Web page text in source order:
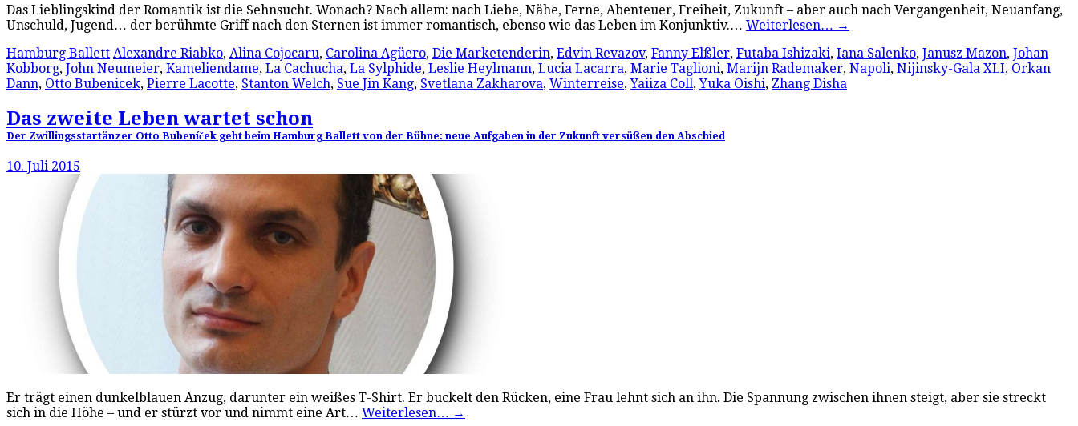
Das Lieblingskind der Romantik ist die Sehnsucht. Wonach? Nach allem: nach Liebe, Nähe, Ferne, Abenteuer, Freiheit, Zukunft – aber auch nach Vergangenheit, Neuanfang,
Unschuld, Jugend… der berühmte Griff nach den Sternen ist immer romantisch, ebenso wie das Leben im Konjunktiv.… Weiterlesen… →
Hamburg Ballett Alexandre Riabko, Alina Cojocaru, Carolina Agüero, Die Marketenderin, Edvin Revazov, Fanny Elßler, Futaba Ishizaki, Iana Salenko, Janusz Mazon, Johan
Kobborg, John Neumeier, Kameliendame, La Cachucha, La Sylphide, Leslie Heylmann, Lucia Lacarra, Marie Taglioni, Marijn Rademaker, Napoli, Nijinsky-Gala XLI, Orkan
Dann, Otto Bubenicek, Pierre Lacotte, Stanton Welch, Sue Jin Kang, Svetlana Zakharova, Winterreise,Yaiiza Coll,Yuka Oishi, Zhang Disha
Das zweite Leben wartet schon
Der Zwillingsstartänzer Otto Bubeníček geht beim Hamburg Ballett von der Bühne: neue Aufgaben in der Zukunft versüßen den Abschied
10. Juli 2015
Er trägt einen dunkelblauen Anzug, darunter ein weißes T-Shirt. Er buckelt den Rücken, eine Frau lehnt sich an ihn. Die Spannung zwischen ihnen steigt, aber sie streckt
sich in die Höhe – und er stürzt vor und nimmt eine Art… Weiterlesen… →